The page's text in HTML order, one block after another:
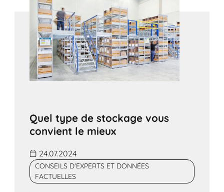
Quel type de stockage vous
convient le mieux
24.07.2024
CONSEILS D'EXPERTS ET DONNÉES
FACTUELLES